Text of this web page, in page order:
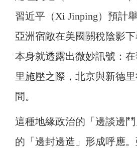
習近平（Xi Jinping）預計
亞洲宿敵在美國關稅陰影
本身就透露出微妙訊號：
里施壓之際，北京與新德
間。
這種地緣政治的「邊談邊
的「邊封邊造」形成呼應